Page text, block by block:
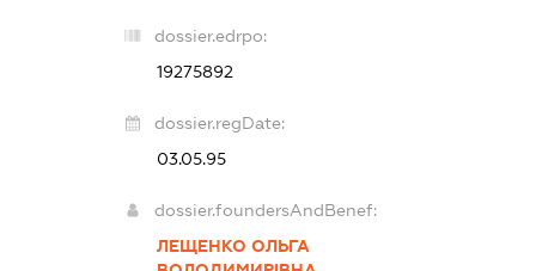
dossier.edrpo:
19275892
dossier.regDate:
03.05.95
dossier.foundersAndBenef:
ЛЕЩЕНКО ОЛЬГА